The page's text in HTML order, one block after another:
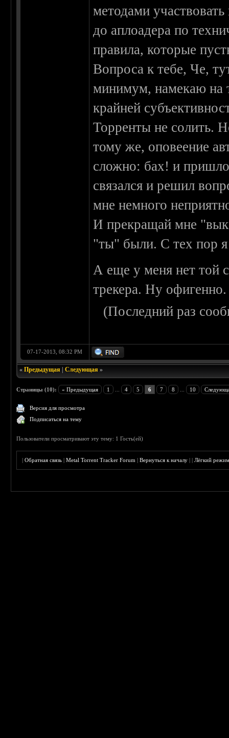
методами
до аплоадера по
правила, которые
Вопроса к тебе, Че,
минимум, намекаю на
крайней
Торренты не солить.
тому же, оповеение
сложно: бах! и
связался и решил
мне немного
И прекращай мне
"ты" были. С тех пор я
А еще у меня нет той
трекера. Ну офигенно.
(Последний раз
07-17-2013, 08:32 PM
«Предыдущая |Следующая »
Страницы (10): « Предыдущая 1 4 5 6 7 8 10
Версия для просмотра
Подписаться на тему
Пользователи просматривают эту тему: 1 Гость(ей)
|Обратная связь |Metal Torrent Tracker Forum |Вернуться к началу ||Лёгкий